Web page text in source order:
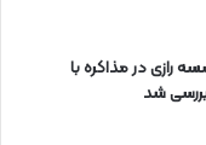
رازی در مذاکره با
شد